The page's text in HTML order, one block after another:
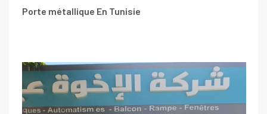
Porte métallique En Tunisie